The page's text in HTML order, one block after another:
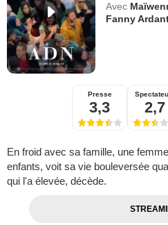
Avec
Fanny
Presse
3,3 2,7
En froid avec sa famille, une
enfants, voit sa vie bouleversée
qui l'a élevée, décède.